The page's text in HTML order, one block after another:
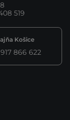
519
Košice
917 866 622